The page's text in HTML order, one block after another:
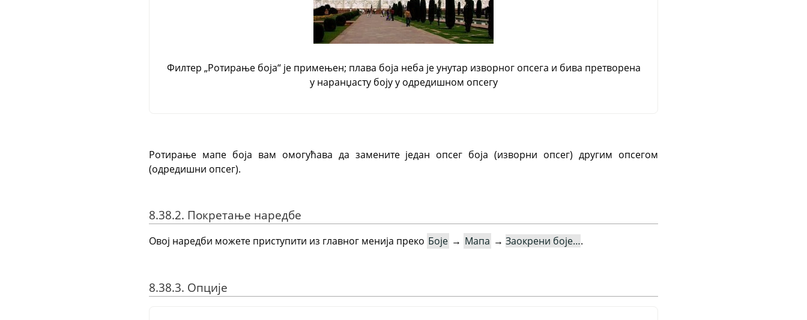
Филтер „Ротирање боја“је примењен; плава боја неба је унутар изворног опсега и бива претворена
у наранџасту боју у одредишном опсегу
Ротирање мапе боја вам омогућава да замените један опсег боја (изворни опсег) другим опсегом
(одредишни опсег).
8.38.2. Покретање наредбе
Овој наредби можете приступити из главног менија преко Боје → Мапа → Заокрени боје….
8.38.3. Опције